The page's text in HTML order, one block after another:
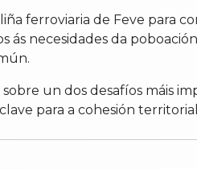
ferroviaria de Feve para
necesidades da
un dos desafíos máis
para a cohesión